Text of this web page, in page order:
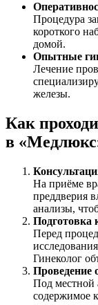
Процедура
короткого
домой.
Опытные
Лечение
железы.
Как
в
На приёме
преддверия
анализы,
Подготовка
Перед
Гинеколог
Проведение
Под местной
содержимое